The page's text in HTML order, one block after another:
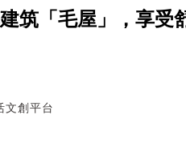
筑「毛屋」，享
文創平台